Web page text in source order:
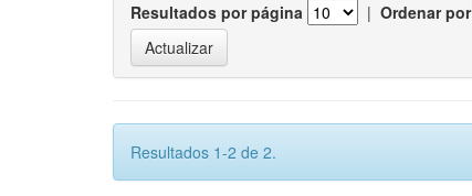
Resultados por página | Ordenar por
Resultados 1-2 de 2.